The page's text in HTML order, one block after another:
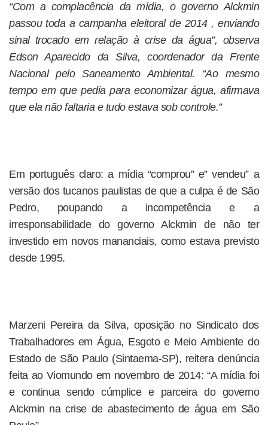
“Com a complacência da mídia, o governo Alckmin
passou toda a campanha eleitoral de 2014 , enviando
sinal trocado em relação à crise da água”, observa
Edson Aparecido da Silva, coordenador da Frente
Nacional pelo Saneamento Ambiental. “Ao mesmo
tempo em que pedia para economizar água, afirmava
que ela não faltaria e tudo estava sob controle.”
Em português claro: a mídia “comprou” e” vendeu” a
versão dos tucanos paulistas de que a culpa é de São
Pedro, poupando a incompetência e a
irresponsabilidade do governo Alckmin de não ter
investido em novos mananciais, como estava previsto
desde 1995.
Marzeni Pereira da Silva, oposição no Sindicato dos
Trabalhadores em Água, Esgoto e Meio Ambiente do
Estado de São Paulo (Sintaema-SP), reitera denúncia
feita ao Viomundo em novembro de 2014: “A mídia foi
e continua sendo cúmplice e parceira do governo
Alckmin na crise de abastecimento de água em São